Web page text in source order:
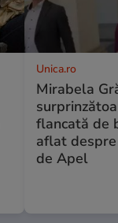
Unica.ro
Mirabela
flancată de
aflat
de Apel